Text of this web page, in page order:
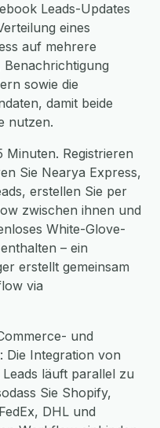
Leads-Updates
eines
auf mehrere
sowie die
damit beide
nutzen.
Minuten. Registrieren
Sie Nearya Express,
erstellen Sie per
zwischen ihnen und
White-Glove-
– ein
erstellt gemeinsam
via
und
Die Integration von
läuft parallel zu
Sie Shopify,
DHL und